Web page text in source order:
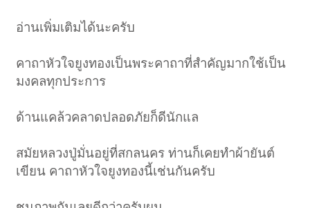
อ่านเพิ่มเติมได้นะครับ
คาถาหัวใจยูงทองเป็นพระคาถาที่สำคัญมากใช้เป็น
มงคลทุกประการ
ด้านแคล้วคลาดปลอดภัยก็ดีนักแล
สมัยหลวงปู่มั่นอยู่ที่สกลนคร ท่านก็เคยทำผ้ายันต์
เขียน คาถาหัวใจยูงทองนี้เช่นกันครับ